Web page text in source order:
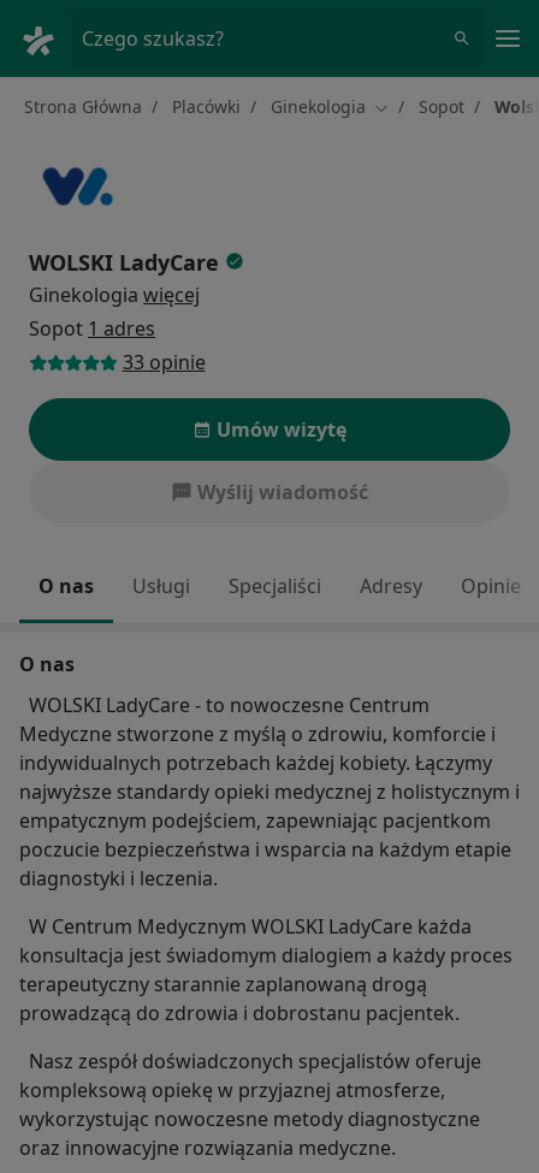
Czego szukasz?
Strona Główna Placówki Ginekologia Zmień miasto
Sopot
WOLSKI LadyCare
Ginekologia więcej
Sopot 1 adres
33 opinie
Umów wizytę
Wyślij wiadomość
O nas Usługi Specjaliści Adresy Opinie
O nas
WOLSKI LadyCare - to nowoczesne Centrum
Medyczne stworzone z myślą o zdrowiu, komforcie i
indywidualnych potrzebach każdej kobiety. Łączymy
najwyższe standardy opieki medycznej z holistycznym i
empatycznym podejściem, zapewniając pacjentkom
poczucie bezpieczeństwa i wsparcia na każdym etapie
diagnostyki i leczenia.
W Centrum Medycznym WOLSKI LadyCare każda
konsultacja jest świadomym dialogiem a każdy proces
terapeutyczny starannie zaplanowaną drogą
prowadzącą do zdrowia i dobrostanu pacjentek.
Nasz zespół doświadczonych specjalistów oferuje
kompleksową opiekę w przyjaznej atmosferze,
wykorzystując nowoczesne metody diagnostyczne
oraz innowacyjne rozwiązania medyczne.